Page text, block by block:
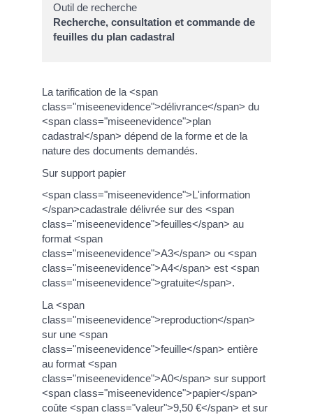
Outil de recherche
Recherche, consultation et commande de
feuilles du plan cadastral
La tarification de la <span
class="miseenevidence">délivrance</span> du
<span class="miseenevidence">plan
cadastral</span> dépend de la forme et de la
nature des documents demandés.
Sur support papier
<span class="miseenevidence">L'information
</span>cadastrale délivrée sur des <span
class="miseenevidence">feuilles</span> au
format <span
class="miseenevidence">A3</span> ou <span
class="miseenevidence">A4</span> est <span
class="miseenevidence">gratuite</span>.
La <span
class="miseenevidence">reproduction</span>
sur une <span
class="miseenevidence">feuille</span> entière
au format <span
class="miseenevidence">A0</span> sur support
<span class="miseenevidence">papier</span>
coûte <span class="valeur">9,50 €</span> et sur